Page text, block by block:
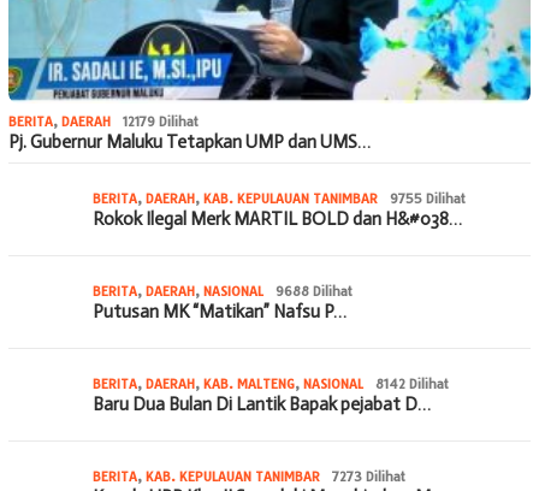
BERITA, DAERAH 12179 Dilihat
Pj. Gubernur Maluku Tetapkan UMP dan UMS…
BERITA, DAERAH, KAB. KEPULAUAN TANIMBAR 9755 Dilihat
Rokok Ilegal Merk MARTIL BOLD dan H&#038…
BERITA, DAERAH, NASIONAL 9688 Dilihat
Putusan MK “Matikan” Nafsu P…
BERITA, DAERAH, KAB. MALTENG, NASIONAL 8142 Dilihat
Baru Dua Bulan Di Lantik Bapak pejabat D…
BERITA, KAB. KEPULAUAN TANIMBAR 7273 Dilihat